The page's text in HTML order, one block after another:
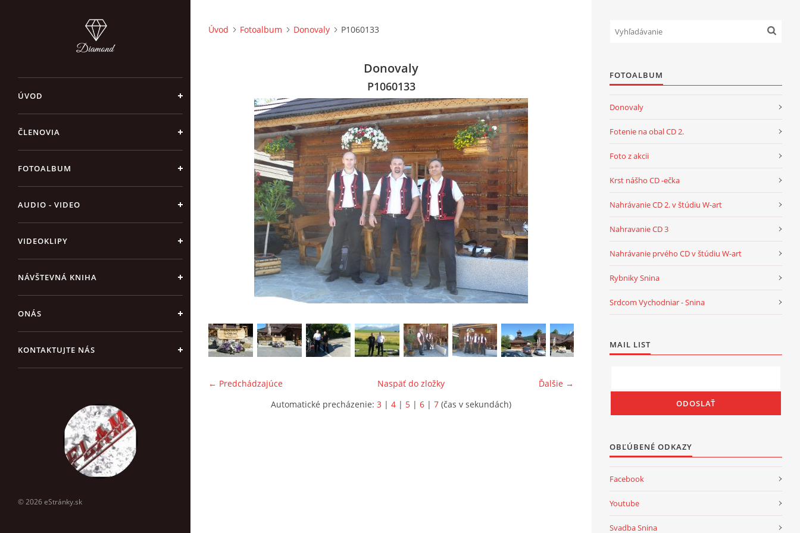
ÚVOD
ČLENOVIA
FOTOALBUM
AUDIO - VIDEO
VIDEOKLIPY
NÁVŠTEVNÁ KNIHA
ONÁS
KONTAKTUJTE NÁS
© 2026 eStránky.sk
Úvod Fotoalbum Donovaly P1060133
Donovaly
P1060133
← Predchádzajúce Ďalšie →
Naspäť do zložky
Automatické precházenie: 3 | 4 | 5 | 6 | 7 (čas v sekundách)
FOTOALBUM
Donovaly
Fotenie na obal CD 2.
Foto z akcii
Krst nášho CD -ečka
Nahrávanie CD 2. v štúdiu W-art
Nahravanie CD 3
Nahrávanie prvého CD v štúdiu W-art
Rybniky Snina
Srdcom Vychodniar - Snina
MAIL LIST
OBĽÚBENÉ ODKAZY
Facebook
Youtube
Svadba Snina